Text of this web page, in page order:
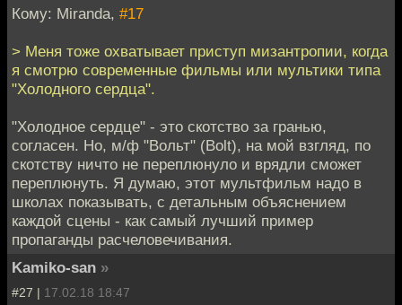
Кому: Miranda, #17
> Меня тоже охватывает приступ мизантропии, когда
я смотрю современные фильмы или мультики типа
"Холодного сердца".
"Холодное сердце" - это скотство за гранью,
согласен. Но, м/ф "Вольт" (Bolt), на мой взгляд, по
скотству ничто не переплюнуло и врядли сможет
переплюнуть. Я думаю, этот мультфильм надо в
школах показывать, с детальным объяснением
каждой сцены - как самый лучший пример
пропаганды расчеловечивания.
Kamiko-san »
#27 | 17.02.18 18:47